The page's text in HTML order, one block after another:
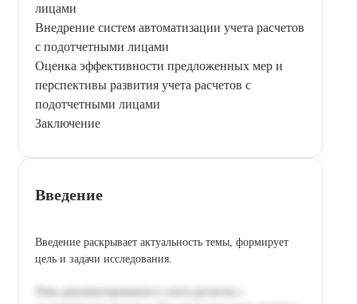
лицами
Внедрение систем автоматизации учета расчетов
с подотчетными лицами
Оценка эффективности предложенных мер и
перспективы развития учета расчетов с
подотчетными лицами
Заключение
Введение
Введение раскрывает актуальность темы, формирует
цель и задачи исследования.